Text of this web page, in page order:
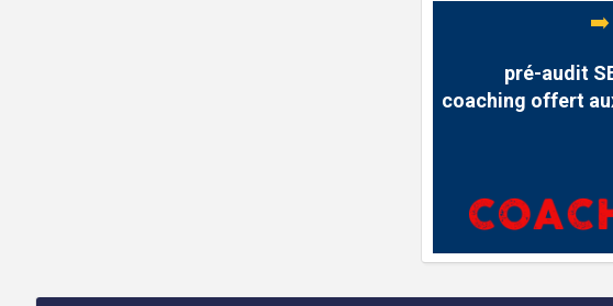
➡️
pré-audit
coaching offert